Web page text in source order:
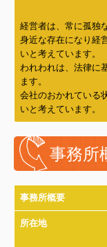
経営者は、常に孤独
身近な存在になり経
いと考えています。
われわれは、法律に
ます。
会社のおかれている
いと考えています。
事務所
事務所概要
所在地